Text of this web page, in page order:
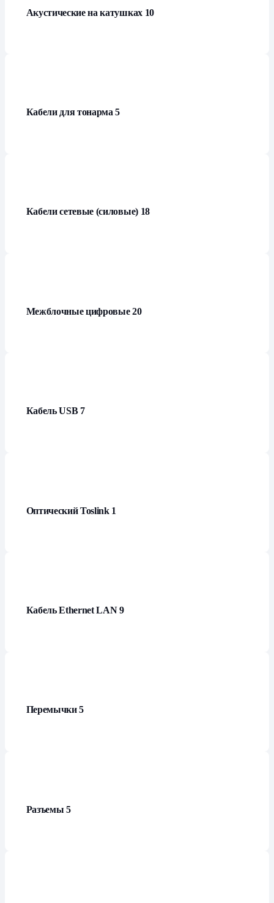
Акустические на катушках 10
Кабели для тонарма5
Кабели сетевые (силовые) 18
Межблочные цифровые20
Кабель USB 7
Оптический Toslink 1
Кабель Ethernet LAN9
Перемычки5
Разъемы 5